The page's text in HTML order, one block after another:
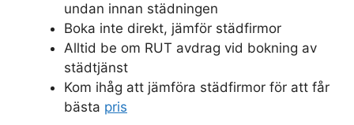
undan innan städningen
Boka inte direkt, jämför städfirmor
Alltid be om RUT avdrag vid bokning av
städtjänst
Kom ihåg att jämföra städfirmor för att får
bästa pris